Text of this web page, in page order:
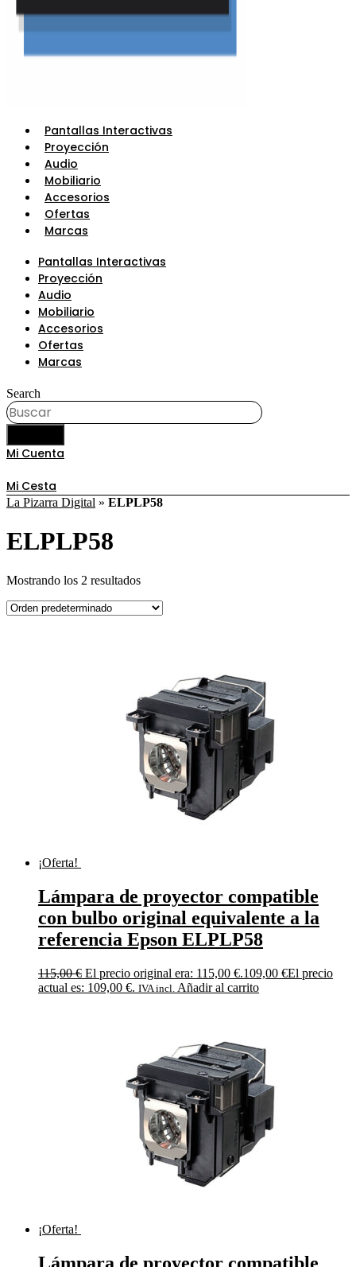
Pantallas Interactivas
Proyección
Audio
Mobiliario
Accesorios
Ofertas
Marcas
Pantallas Interactivas
Proyección
Audio
Mobiliario
Accesorios
Ofertas
Marcas
Search
Mi Cuenta
Mi Cesta
La Pizarra Digital » ELPLP58
ELPLP58
Mostrando los 2 resultados
¡Oferta!
Lámpara de proyector compatible
con bulbo original equivalente a la
referencia Epson ELPLP58
115,00€ El precio original era: 115,00 €.109,00 €El precio
actual es: 109,00 €. IVA incl. Añadir al carrito
¡Oferta!
Lámpara de proyector compatible